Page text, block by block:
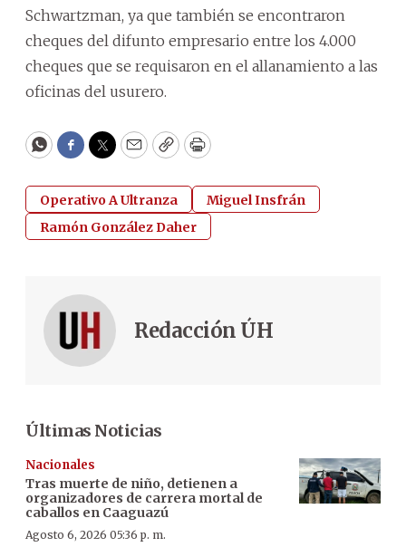
Schwartzman, ya que también se encontraron
cheques del difunto empresario entre los 4.000
cheques que se requisaron en el allanamiento a las
oficinas del usurero.
WhatsApp
Facebook
Twitter
EmailCopyPrint
Operativo A Ultranza
Miguel Insfrán
Ramón González Daher
Redacción ÚH
Últimas Noticias
Nacionales
Tras muerte de niño, detienen a
organizadores de carrera mortal de
caballos en Caaguazú
Agosto 6, 2026 05:36 p. m.